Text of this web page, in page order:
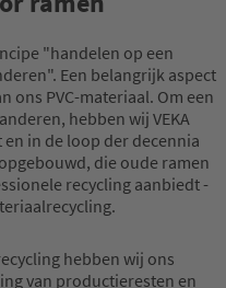
"handelen op een
Een belangrijk aspect
ons PVC-materiaal. Om een
hebben wij VEKA
in de loop der decennia
die oude ramen
recycling aanbiedt -
hebben wij ons
van productieresten en